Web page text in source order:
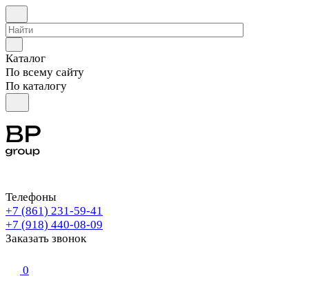
Каталог
По всему сайту
По каталогу
Телефоны
+7 (861) 231-59-41
+7 (918) 440-08-09
Заказать звонок
0